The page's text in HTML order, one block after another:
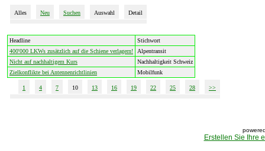
Alles Neu Suchen Auswahl Detail
Headline
Stichwort
400'000 LKWs zusätzlich auf die Schiene verlagern!
Alpentransit
Nicht auf nachhaltigem Kurs
Nachhaltigkeit Schweiz
Zielkonflikte bei Antennenrichtlinien
Mobilfunk
1 4 7 10 13 16 19 22 25 28 >>
Erstellen Sie Ihre